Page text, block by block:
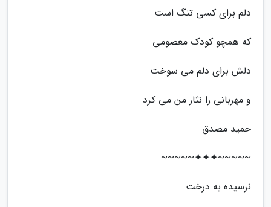
دلم برای کسی تنگ است
که همچو کودک معصومی
دلش برای دلم می سوخت
و مهربانی را نثار من می کرد
حمید مصدق
~~~~~✦✦✦~~~~~
نرسیده به درخت